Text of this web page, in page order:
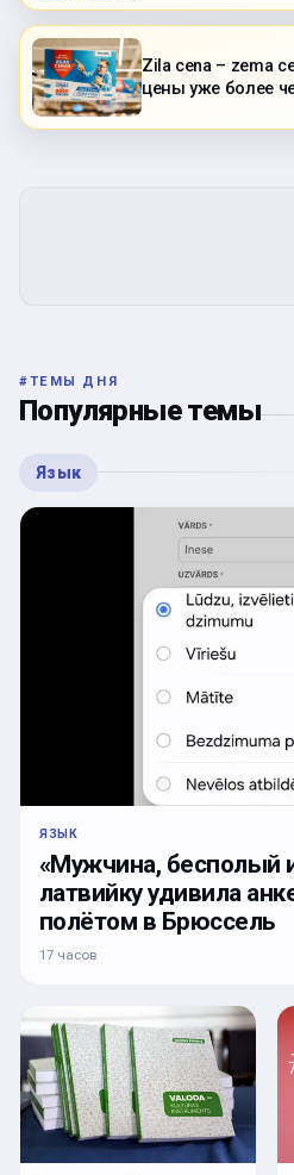
Zila cena – zema
цены уже более
#ТЕМЫ ДНЯ
Популярные темы
Язык
ЯЗЫК
«Мужчина, бесполый
латвийку удивила
полётом в Брюссель
17 часов